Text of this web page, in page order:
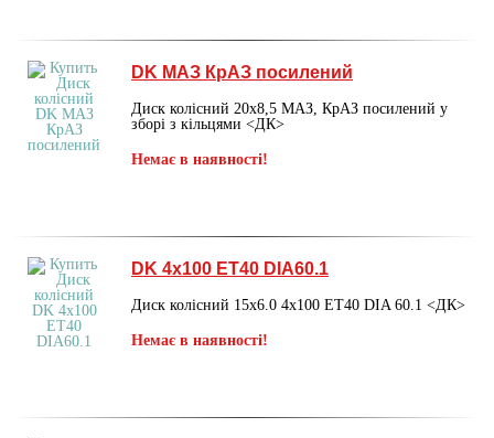
DK МАЗ КрАЗ посилений
Диск колісний 20х8,5 МАЗ, КрАЗ посилений у
зборі з кільцями <ДК>
Немає в наявності!
DK 4х100 ET40 DIA60.1
Диск колісний 15х6.0 4х100 ET40 DIA 60.1 <ДК>
Немає в наявності!